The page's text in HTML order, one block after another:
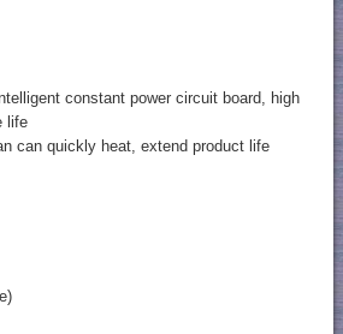
constant power circuit board, high
life
can quickly heat, extend product life